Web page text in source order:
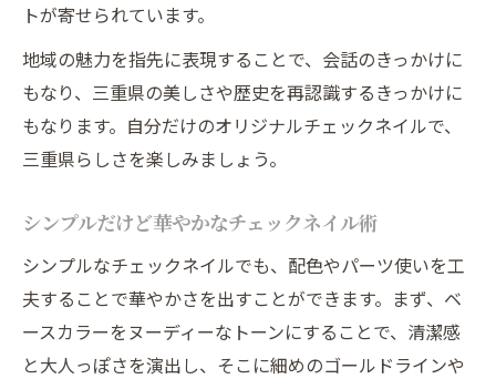
トが寄せられています。
地域の魅力を指先に表現することで、会話のきっかけに
もなり、三重県の美しさや歴史を再認識するきっかけに
もなります。自分だけのオリジナルチェックネイルで、
三重県らしさを楽しみましょう。
シンプルだけど華やかなチェックネイル術
シンプルなチェックネイルでも、配色やパーツ使いを工
夫することで華やかさを出すことができます。まず、ベ
ースカラーをヌーディーなトーンにすることで、清潔感
と大人っぽさを演出し、そこに細めのゴールドラインや